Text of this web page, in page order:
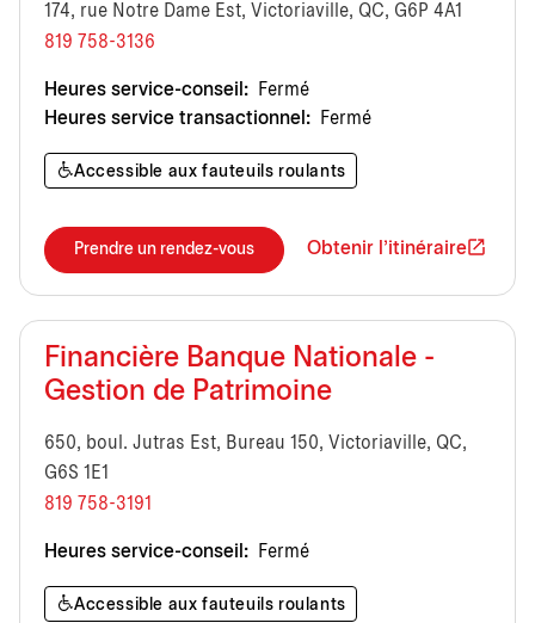
174, rue Notre Dame Est, Victoriaville, QC, G6P 4A1
819 758-3136
Heures service-conseil:
Fermé
Heures service transactionnel:
Fermé
Accessible aux fauteuils roulants
Prendre un rendez-vous Obtenir l'itinéraire
Financière Banque Nationale -
Gestion de Patrimoine
650, boul. Jutras Est, Bureau 150, Victoriaville, QC,
G6S 1E1
819 758-3191
Heures service-conseil: Fermé
Accessible aux fauteuils roulants